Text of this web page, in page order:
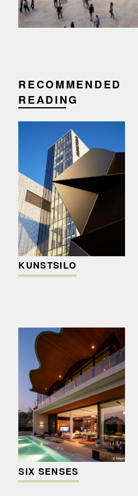
RECOMMENDED
READING
KUNSTSILO
SIX SENSES